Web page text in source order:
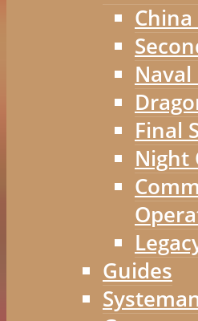
Final
Night
Guides